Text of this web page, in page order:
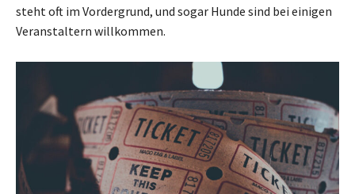
steht oft im Vordergrund, und sogar Hunde sind bei einigen
Veranstaltern willkommen.